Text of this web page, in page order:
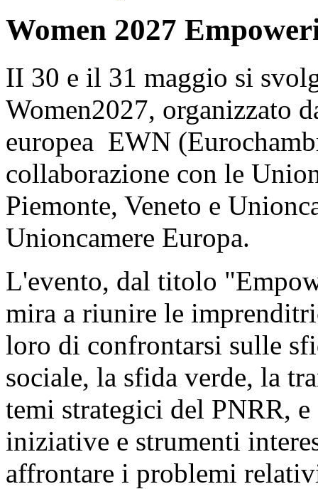
Women 2027
II 30 e il 31 maggio si
Women2027, organizzato
europea EWN
collaborazione con le
Piemonte, Veneto e
Unioncamere Europa.
L'evento, dal titolo
mira a riunire le
loro di confrontarsi sulle
sociale, la sfida verde, la
temi strategici del PNRR,
iniziative e strumenti
affrontare i problemi